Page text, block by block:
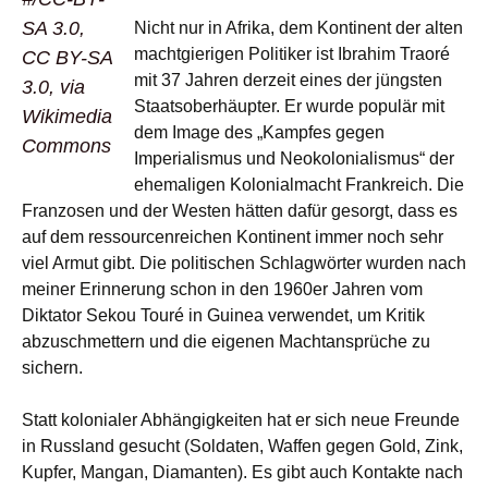
SA 3.0,
CC BY-SA
3.0, via
Wikimedia
Commons
Nicht nur in Afrika, dem Kontinent der alten
machtgierigen Politiker ist Ibrahim Traoré
mit 37 Jahren derzeit eines der jüngsten
Staatsoberhäupter. Er wurde populär mit
dem Image des „Kampfes gegen
Imperialismus und Neokolonialismus“ der
ehemaligen Kolonialmacht Frankreich. Die
Franzosen und der Westen hätten dafür gesorgt, dass es
auf dem ressourcenreichen Kontinent immer noch sehr
viel Armut gibt. Die politischen Schlagwörter wurden nach
meiner Erinnerung schon in den 1960er Jahren vom
Diktator Sekou Touré in Guinea verwendet, um Kritik
abzuschmettern und die eigenen Machtansprüche zu
sichern.
Statt kolonialer Abhängigkeiten hat er sich neue Freunde
in Russland gesucht (Soldaten, Waffen gegen Gold, Zink,
Kupfer, Mangan, Diamanten). Es gibt auch Kontakte nach